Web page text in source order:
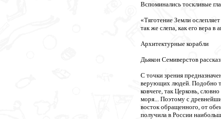
Вспоминались тоскливые
«Тяготение Земли
так же слепа, как его вера в
Архитектурные корабли
Дьякон Семиверстов
С точки зрения
верующих людей. Подобно
ковчеге, так Церковь,
моря... Поэтому с
восток обращенного, от
получила в России